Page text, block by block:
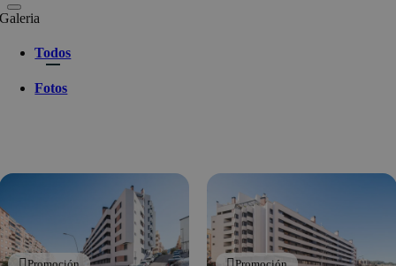
Galeria
Todos
Fotos